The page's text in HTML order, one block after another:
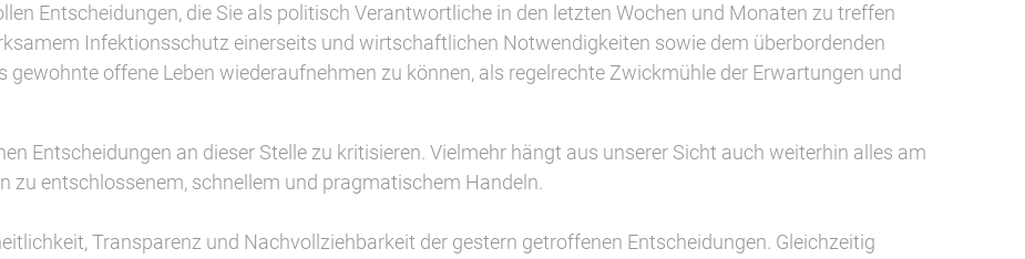
Entscheidungen, die Sie als politisch Verantwortliche in den letzten Wochen und Monaten zu treffen
Infektionsschutz einerseits und wirtschaftlichen Notwendigkeiten sowie dem überbordenden
gewohnte offene Leben wiederaufnehmen zu können, als regelrechte Zwickmühle der Erwartungen und
Entscheidungen an dieser Stelle zu kritisieren. Vielmehr hängt aus unserer Sicht auch weiterhin alles am
zu entschlossenem, schnellem und pragmatischem Handeln.
Transparenz und Nachvollziehbarkeit der gestern getroffenen Entscheidungen. Gleichzeitig